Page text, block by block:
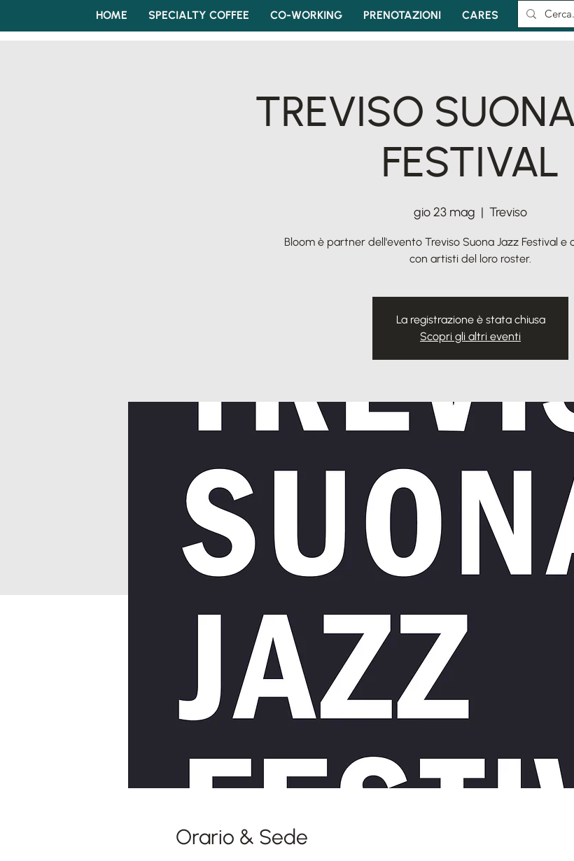
HOME SPECIALTY COFFEE CO-WORKING PRENOTAZIONI CARES
TREVISO
FESTIVAL
gio 23 mag
  |
Treviso
Bloom è partner dell'evento Treviso Suona Jazz Festival e
con artisti del loro roster.
La registrazione è stata chiusa
Scopri gli altri eventi
Orario & Sede